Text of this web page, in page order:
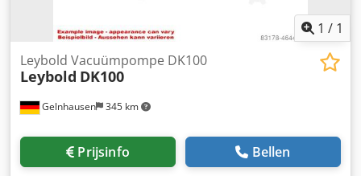
1 / 1
Gelnhausen 345 km
Leybold Vacuümpompe DK100
Leybold DK100
Prijsinfo Bellen